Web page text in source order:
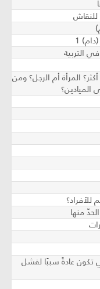
1
التربية
المرأة أم الرجل؟ ومن
منها
تكون عادةً سببًا لفشل